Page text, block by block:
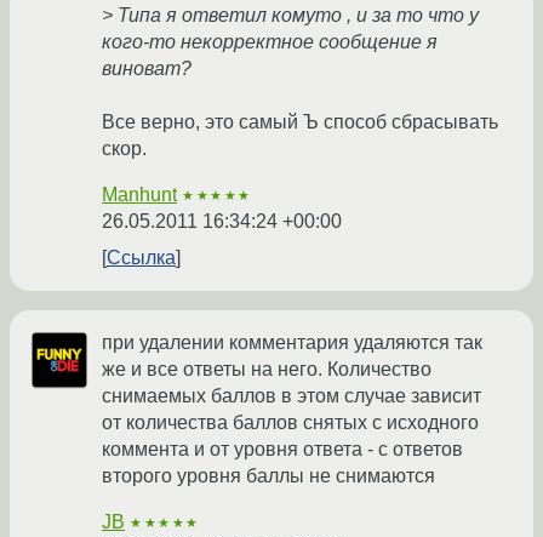
> Типа я ответил комуто , и за то что у
кого-то некорректное сообщение я
виноват?
Все верно, это самый Ъ способ сбрасывать
скор.
Manhunt ★★★★★
26.05.2011 16:34:24 +00:00
Ссылка
при удалении комментария удаляются так
же и все ответы на него. Количество
снимаемых баллов в этом случае зависит
от количества баллов снятых с исходного
коммента и от уровня ответа - с ответов
второго уровня баллы не снимаются
JB ★★★★★